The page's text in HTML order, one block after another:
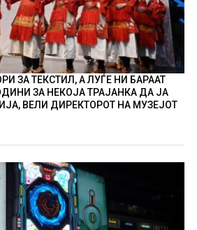
ЗА ТЕКСТИЛ, А ЛУЃЕ НИ БАРААТ
ЗА НЕКОЈА ТРАЈАНКА ДА ЈА
ВЕЛИ ДИРЕКТОРОТ НА МУЗЕЈОТ